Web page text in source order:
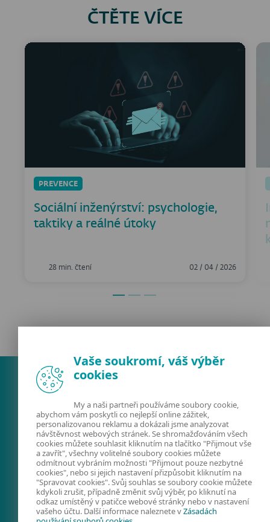
ČTĚTE VÍCE
PREVENCE
Sociální inženýrství: psychologie,
taktiky a reálné útoky
28 min. čtení 02 / 04 / 2026
FIRMY A TECHNOLOGIE
KYBERNETICKÁ
FACEBOOK
X LINKEDIN
Vaše soukromí, váš výběr
cookies
My a naši partneři používáme soubory cookie,
abychom vám poskytli co nejlepší online zážitek,
personalizovanou reklamu a dokázali jsme analyzovat
návštěvnost webových stránek. Se shromažďováním všech
cookies můžete souhlasit kliknutím na tlačítko "Přijmout vše
a zavřít", všechny volitelné soubory cookies můžete
odmítnout vybráním možnosti "Přijmout pouze nezbytné
cookies", nebo si jejich nastavení přizpůsobit kliknutím na
"Spravovat cookies". Svůj souhlas se soubory cookie můžete
kdykoli zrušit, případně změnit svůj výběr, po kliknutí na
odkaz umístěný v patičce webové stránky nebo v nastavení
vašeho účtu. Další informace naleznete vZásadách